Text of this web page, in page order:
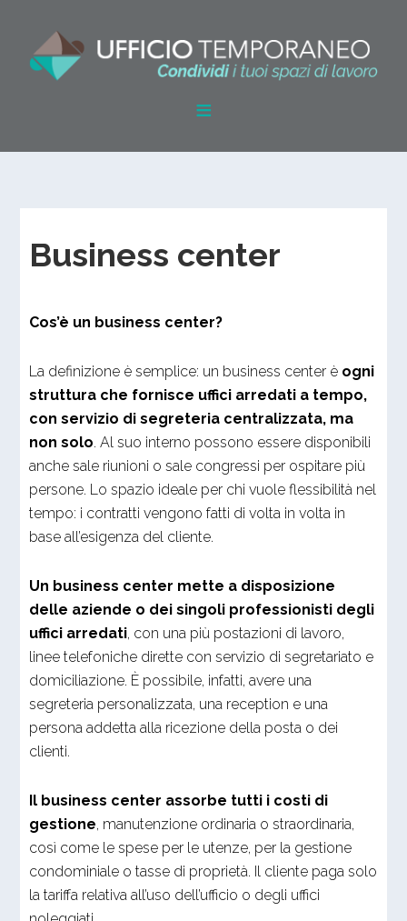
Business center
Cos’è un business center?
La definizione è semplice: un business center è ogni
struttura che fornisce uffici arredati a tempo,
con servizio di segreteria centralizzata, ma
non solo. Al suo interno possono essere disponibili
anche sale riunioni o sale congressi per ospitare più
persone. Lo spazio ideale per chi vuole flessibilità nel
tempo: i contratti vengono fatti di volta in volta in
base all’esigenza del cliente.
Un business center mette a disposizione
delle aziende o dei singoli professionisti degli
uffici arredati, con una più postazioni di lavoro,
linee telefoniche dirette con servizio di segretariato e
domiciliazione. È possibile, infatti, avere una
segreteria personalizzata, una reception e una
persona addetta alla ricezione della posta o dei
clienti.
Il business center assorbe tutti i costi di
gestione, manutenzione ordinaria o straordinaria,
così come le spese per le utenze, per la gestione
condominiale o tasse di proprietà. Il cliente paga solo
la tariffa relativa all’uso dell’ufficio o degli uffici